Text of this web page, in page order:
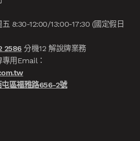
8:30-12:00/13:00-17:30 (國定假日
2586分機12 解說牌業務
用Email：
區福雅路656-2號